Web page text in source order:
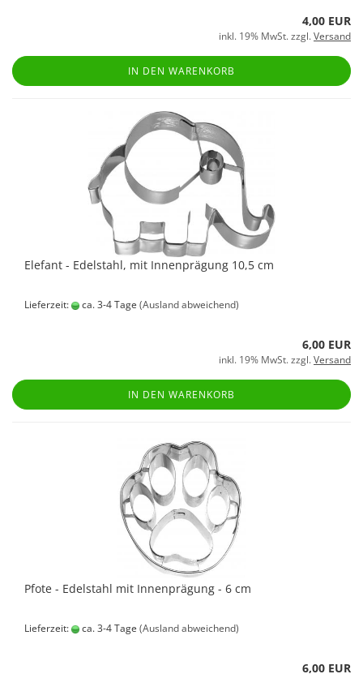
4,00 EUR
inkl. 19% MwSt. zzgl.Versand
IN DEN WARENKORB
Elefant - Edelstahl, mit Innenprägung 10,5 cm
Lieferzeit: ca. 3-4 Tage (Ausland abweichend)
6,00 EUR
inkl. 19% MwSt. zzgl.Versand
IN DEN WARENKORB
Pfote - Edelstahl mit Innenprägung - 6 cm
Lieferzeit: ca. 3-4 Tage (Ausland abweichend)
6,00 EUR